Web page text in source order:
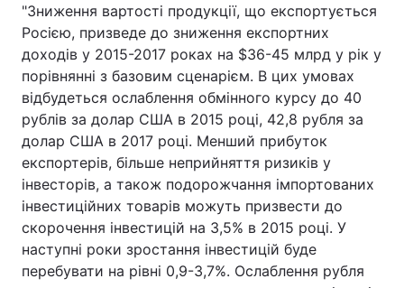
"Зниження вартості продукції, що експортується
Росією, призведе до зниження експортних
доходів у 2015-2017 роках на $36-45 млрд у рік у
порівнянні з базовим сценарієм. В цих умовах
відбудеться ослаблення обмінного курсу до 40
рублів за долар США в 2015 році, 42,8 рубля за
долар США в 2017 році. Менший прибуток
експортерів, більше неприйняття ризиків у
інвесторів, а також подорожчання імпортованих
інвестиційних товарів можуть призвести до
скорочення інвестицій на 3,5% в 2015 році. У
наступні роки зростання інвестицій буде
перебувати на рівні 0,9-3,7%. Ослаблення рубля